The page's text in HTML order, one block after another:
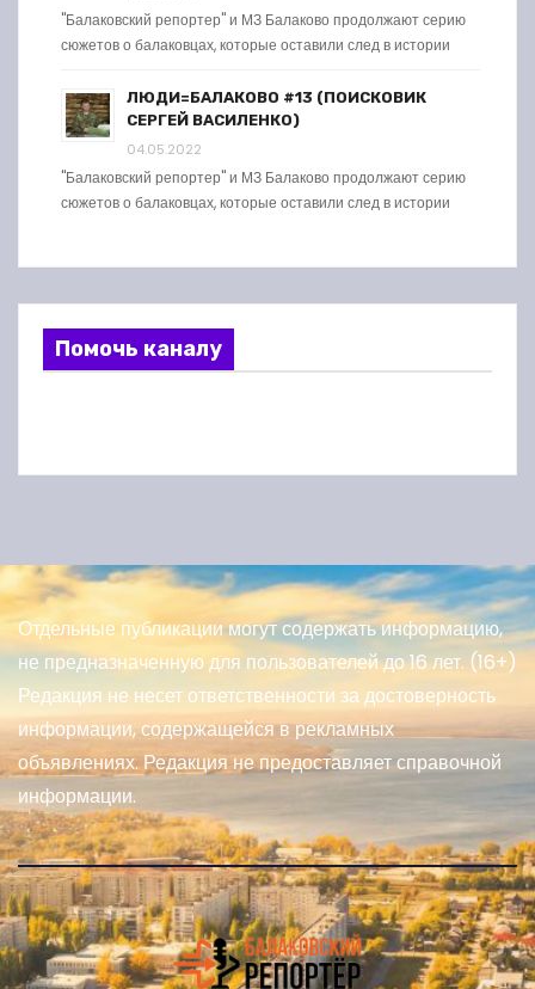
"Балаковский репортер" и МЗ Балаково продолжают серию
сюжетов о балаковцах, которые оставили след в истории
ЛЮДИ=БАЛАКОВО #13 (ПОИСКОВИК
СЕРГЕЙ ВАСИЛЕНКО)
04.05.2022
"Балаковский репортер" и МЗ Балаково продолжают серию
сюжетов о балаковцах, которые оставили след в истории
Помочь каналу
Отдельные публикации могут содержать информацию,
не предназначенную для пользователей до 16 лет. (16+)
Редакция не несет ответственности за достоверность
информации, содержащейся в рекламных
объявлениях. Редакция не предоставляет справочной
информации.